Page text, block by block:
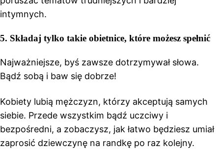
intymnych.
5. Składaj tylko takie obietnice, które możesz spełnić
Najważniejsze, byś zawsze dotrzymywał słowa.
Bądź sobą i baw się dobrze!
Kobiety lubią mężczyzn, którzy akceptują samych
siebie. Przede wszystkim bądź uczciwy i
bezpośredni, a zobaczysz, jak łatwo będziesz umiał
zaprosić dziewczynę na randkę po raz kolejny.